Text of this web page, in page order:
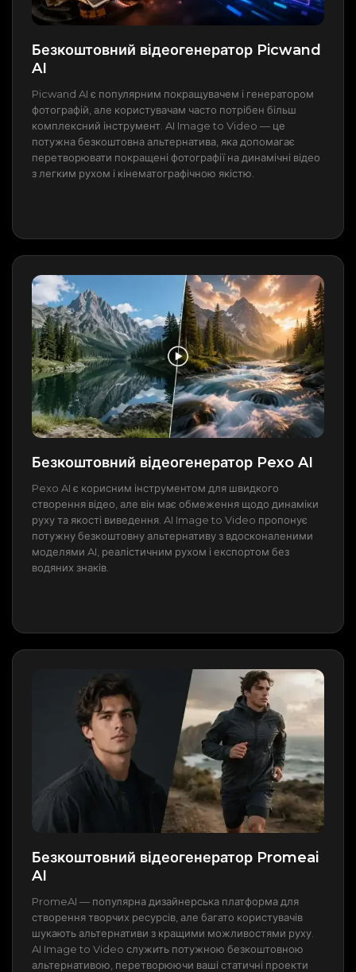
Безкоштовний відеогенератор Picwand
AI
Picwand AI є популярним покращувачем і генератором
фотографій, але користувачам часто потрібен більш
комплексний інструмент. AI Image to Video — це
потужна безкоштовна альтернатива, яка допомагає
перетворювати покращені фотографії на динамічні відео
з легким рухом і кінематографічною якістю.
Безкоштовний відеогенератор Pexo AI
Pexo AI є корисним інструментом для швидкого
створення відео, але він має обмеження щодо динаміки
руху та якості виведення. AI Image to Video пропонує
потужну безкоштовну альтернативу з вдосконаленими
моделями AI, реалістичним рухом і експортом без
водяних знаків.
Безкоштовний відеогенератор Promeai
AI
PromeAI — популярна дизайнерська платформа для
створення творчих ресурсів, але багато користувачів
шукають альтернативи з кращими можливостями руху.
AI Image to Video служить потужною безкоштовною
альтернативою, перетворюючи ваші статичні проекти